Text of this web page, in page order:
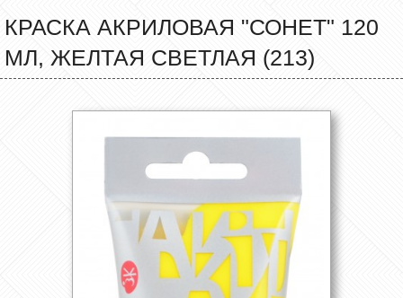
КРАСКА АКРИЛОВАЯ "СОНЕТ" 120
МЛ, ЖЕЛТАЯ СВЕТЛАЯ (213)